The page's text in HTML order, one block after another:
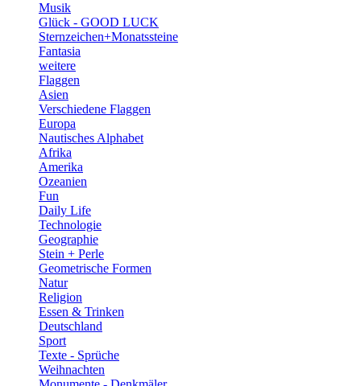
Musik
Glück - GOOD LUCK
Sternzeichen+Monatssteine
Fantasia
weitere
Flaggen
Asien
Verschiedene Flaggen
Europa
Nautisches Alphabet
Afrika
Amerika
Ozeanien
Fun
Daily Life
Technologie
Geographie
Stein + Perle
Geometrische Formen
Natur
Religion
Essen & Trinken
Deutschland
Sport
Texte - Sprüche
Weihnachten